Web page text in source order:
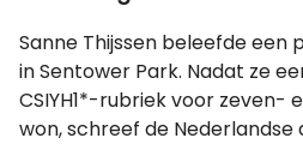
Sanne Thijssen beleefde
in Sentower Park. Nadat ze
CSIYH1*-rubriek voor zeven-
won, schreef de Nederlandse